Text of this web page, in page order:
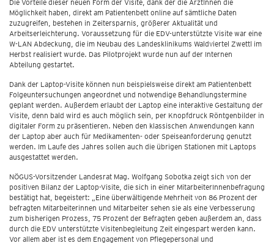
Die Vorteile dieser neuen Form der Visite, dank der die ÄrztInnen die
Möglichkeit haben, direkt am Patientenbett online auf sämtliche Daten
zuzugreifen, bestehen in Zeitersparnis, größerer Aktualität und
Arbeitserleichterung. Voraussetzung für die EDV-unterstützte Visite war eine
W-LAN Abdeckung, die im Neubau des Landesklinikums Waldviertel Zwettl im
Herbst realisiert wurde. Das Pilotprojekt wurde nun auf der Internen
Abteilung gestartet.
Dank der Laptop-Visite können nun beispielsweise direkt am Patientenbett
Folgeuntersuchungen angeordnet und notwendige Behandlungstermine
geplant werden. Außerdem erlaubt der Laptop eine interaktive Gestaltung der
Visite, denn bald wird es auch möglich sein, per Knopfdruck Röntgenbilder in
digitaler Form zu präsentieren. Neben den klassischen Anwendungen kann
der Laptop aber auch für Medikamenten- oder Speiseanforderung genutzt
werden. Im Laufe des Jahres sollen auch die übrigen Stationen mit Laptops
ausgestattet werden.
NÖGUS-Vorsitzender Landesrat Mag. Wolfgang Sobotka zeigt sich von der
positiven Bilanz der Laptop-Visite, die sich in einer MitarbeiterInnenbefragung
bestätigt hat, begeistert: „Eine überwältigende Mehrheit von 86 Prozent der
befragten Mitarbeiterinnen und Mitarbeiter sehen sie als eine Verbesserung
zum bisherigen Prozess, 75 Prozent der Befragten geben außerdem an, dass
durch die EDV unterstützte Visitenbegleitung Zeit eingespart werden kann.
Vor allem aber ist es dem Engagement von Pflegepersonal und